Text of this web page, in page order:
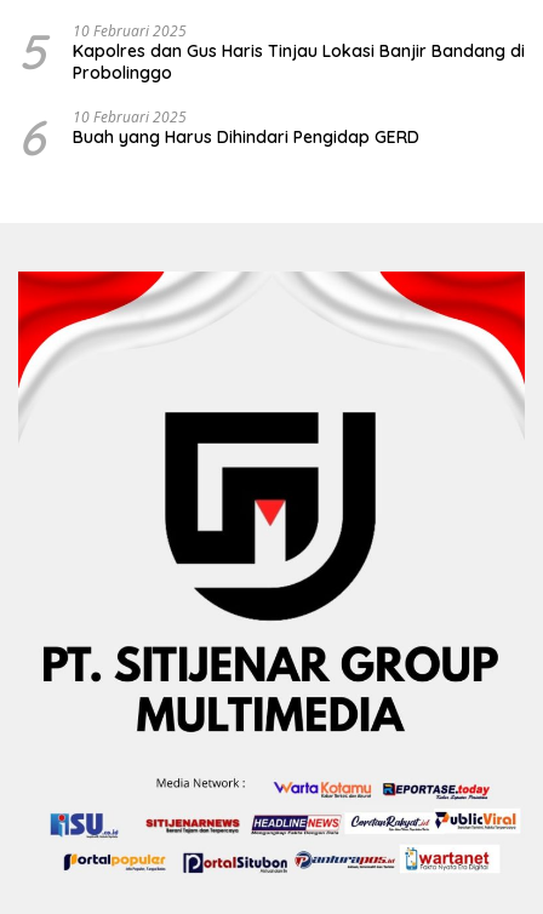
5 10 Februari 2025
Kapolres dan Gus Haris Tinjau Lokasi Banjir Bandang di
Probolinggo
6 10 Februari 2025
Buah yang Harus Dihindari Pengidap GERD